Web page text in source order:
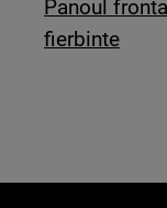
Panoul
fierbinte